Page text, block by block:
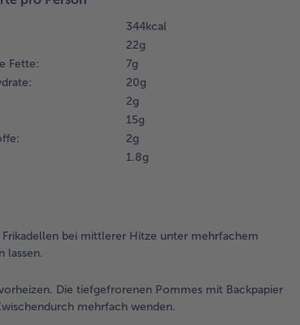
344 kcal
22 g
Fette:
7 g
20 g
2 g
15 g
2 g
1.8 g
bei mittlerer Hitze unter mehrfachem
lassen.
Die tiefgefrorenen Pommes mit Backpapier
mehrfach wenden.